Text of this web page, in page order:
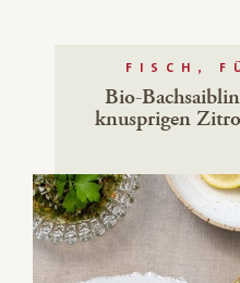
FISCH,
Bio-
knusprigen